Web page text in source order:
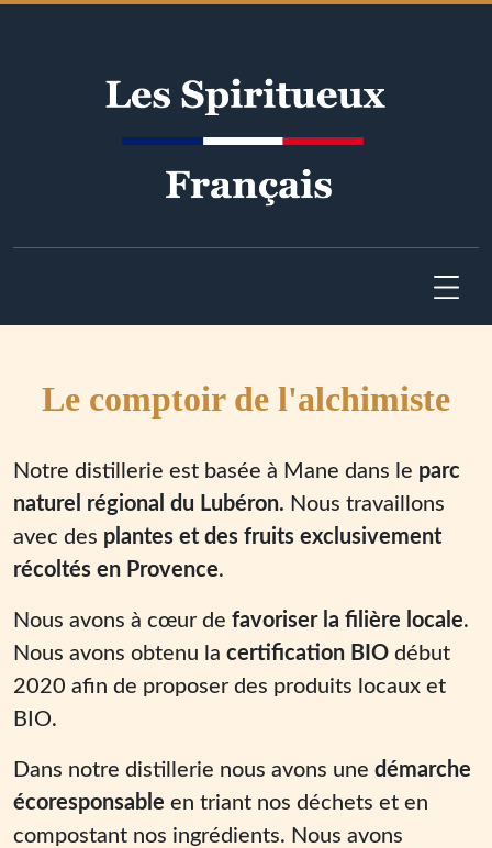
Le comptoir de l'alchimiste
Notre distillerie est basée à Mane dans le parc
naturel régional du Lubéron. Nous travaillons
avec des plantes et des fruits exclusivement
récoltés en Provence.
Nous avons à cœur de favoriser la filière locale.
Nous avons obtenu la certification BIO début
2020 afin de proposer des produits locaux et
BIO.
Dans notre distillerie nous avons une démarche
écoresponsable en triant nos déchets et en
compostant nos ingrédients. Nous avons